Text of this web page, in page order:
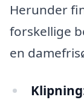
Herunder
forskellige
en